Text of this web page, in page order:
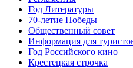
Год Литературы
70-летие Победы
Общественный совет
Информация для
Год Российского кино
Крестецкая строчка